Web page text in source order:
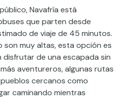
Navafría está
que parten desde
de viaje de 45 minutos.
son muy altas, esta opción es
disfrutar de una escapada sin
aventureros, algunas rutas
cercanos como
caminando mientras